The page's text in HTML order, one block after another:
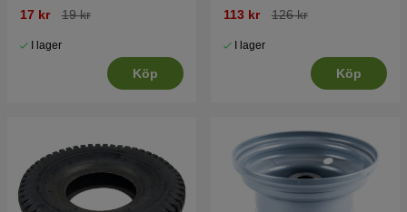
17 kr 19 kr
I lager
Köp
113 kr 126 kr
I lager
Köp